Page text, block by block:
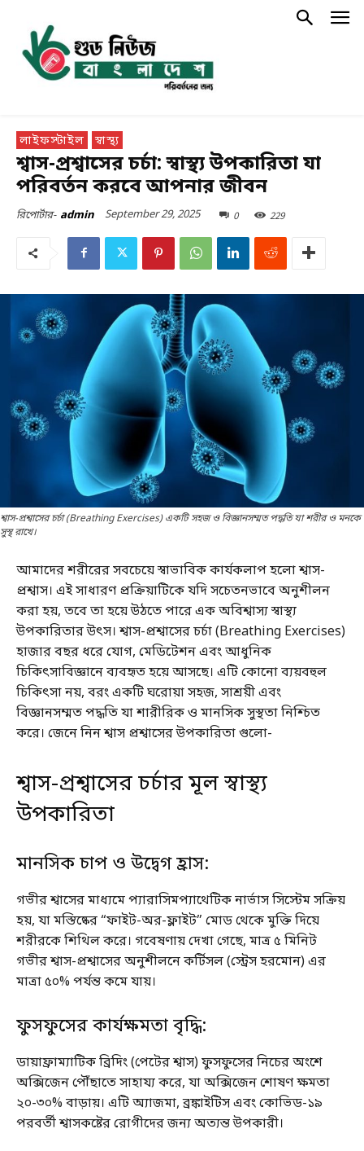
লাইফস্টাইল স্বাস্থ্য
শ্বাস-প্রশ্বাসের চর্চা: স্বাস্থ্য উপকারিতা যা
পরিবর্তন করবে আপনার জীবন
রিপোর্টার- admin September 29, 2025 0 229
শ্বাস-প্রশ্বাসের চর্চা (Breathing Exercises) একটি সহজ ও বিজ্ঞানসম্মত পদ্ধতি যা শরীর ও মনকে
সুস্থ রাখে।
আমাদের শরীরের সবচেয়ে স্বাভাবিক কার্যকলাপ হলো শ্বাস-
প্রশ্বাস। এই সাধারণ প্রক্রিয়াটিকে যদি সচেতনভাবে অনুশীলন
করা হয়, তবে তা হয়ে উঠতে পারে এক অবিশ্বাস্য স্বাস্থ্য
উপকারিতার উৎস। শ্বাস-প্রশ্বাসের চর্চা (Breathing Exercises)
হাজার বছর ধরে যোগ, মেডিটেশন এবং আধুনিক
চিকিৎসাবিজ্ঞানে ব্যবহৃত হয়ে আসছে। এটি কোনো ব্যয়বহুল
চিকিৎসা নয়, বরং একটি ঘরোয়া সহজ, সাশ্রয়ী এবং
বিজ্ঞানসম্মত পদ্ধতি যা শারীরিক ও মানসিক সুস্থতা নিশ্চিত
করে। জেনে নিন শ্বাস প্রশ্বাসের উপকারিতা গুলো-
শ্বাস-প্রশ্বাসের চর্চার মূল স্বাস্থ্য
উপকারিতা
মানসিক চাপ ও উদ্বেগ হ্রাস:
গভীর শ্বাসের মাধ্যমে প্যারাসিমপ্যাথেটিক নার্ভাস সিস্টেম সক্রিয়
হয়, যা মস্তিষ্কের “ফাইট-অর-ফ্লাইট” মোড থেকে মুক্তি দিয়ে
শরীরকে শিথিল করে। গবেষণায় দেখা গেছে, মাত্র ৫ মিনিট
গভীর শ্বাস-প্রশ্বাসের অনুশীলনে কর্টিসল (স্ট্রেস হরমোন) এর
মাত্রা ৫০% পর্যন্ত কমে যায়।
ফুসফুসের কার্যক্ষমতা বৃদ্ধি:
ডায়াফ্রাম্যাটিক ব্রিদিং (পেটের শ্বাস) ফুসফুসের নিচের অংশে
অক্সিজেন পৌঁছাতে সাহায্য করে, যা অক্সিজেন শোষণ ক্ষমতা
২০-৩০% বাড়ায়। এটি অ্যাজমা, ব্রঙ্কাইটিস এবং কোভিড-১৯
পরবর্তী শ্বাসকষ্টের রোগীদের জন্য অত্যন্ত উপকারী।